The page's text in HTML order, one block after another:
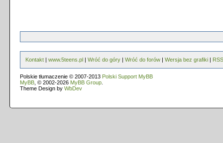
Kontakt | www.5teens.pl | Wróć do góry | Wróć do forów | Wersja bez grafiki | RSS
Polskie tłumaczenie © 2007-2013 Polski Support MyBB
MyBB , © 2002-2026 MyBB Group
Theme Design by WbDev